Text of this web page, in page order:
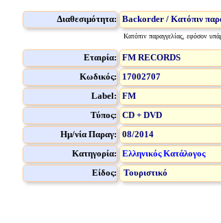
Διαθεσιμότητα: Backorder / Κατόπιν
Κατόπιν παραγγελίας, εφόσον
Εταιρία: FM RECORDS
Κωδικός:
17002707
Label: FM
Τύπος: CD + DVD
Ημ/νία Παραγ: 08/2014
Κατηγορία: Ελληνικός Κατάλογος
Είδος:
Τουριστικό